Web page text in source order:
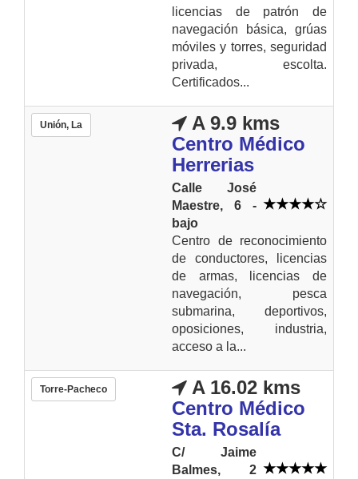
licencias de patrón de
navegación básica, grúas
móviles y torres, seguridad
privada, escolta.
Certificados...
Unión, La
A 9.9 kms
Centro Médico
Herrerias
Calle José
Maestre, 6 -
bajo
Centro de reconocimiento
de conductores, licencias
de armas, licencias de
navegación, pesca
submarina, deportivos,
oposiciones, industria,
acceso a la...
Torre-Pacheco
A 16.02 kms
Centro Médico
Sta. Rosalía
C/ Jaime
Balmes, 2